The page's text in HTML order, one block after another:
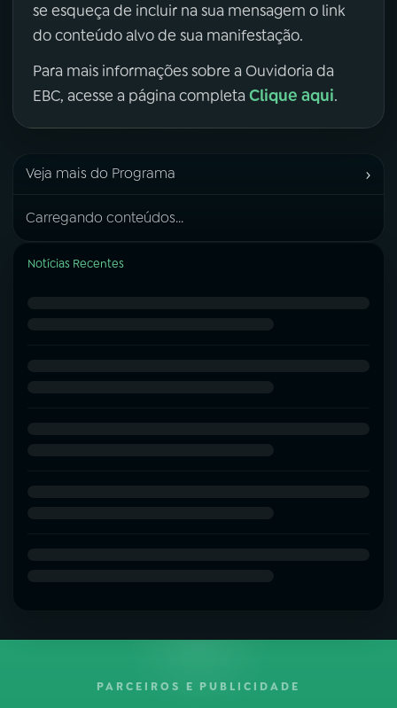
se esqueça de incluir na sua mensagem o link
do conteúdo alvo de sua manifestação.
Para mais informações sobre a Ouvidoria da
EBC, acesse a página completa Clique aqui.
Veja mais do Programa ›
Carregando conteúdos...
Notícias Recentes
PARCEIROS E PUBLICIDADE